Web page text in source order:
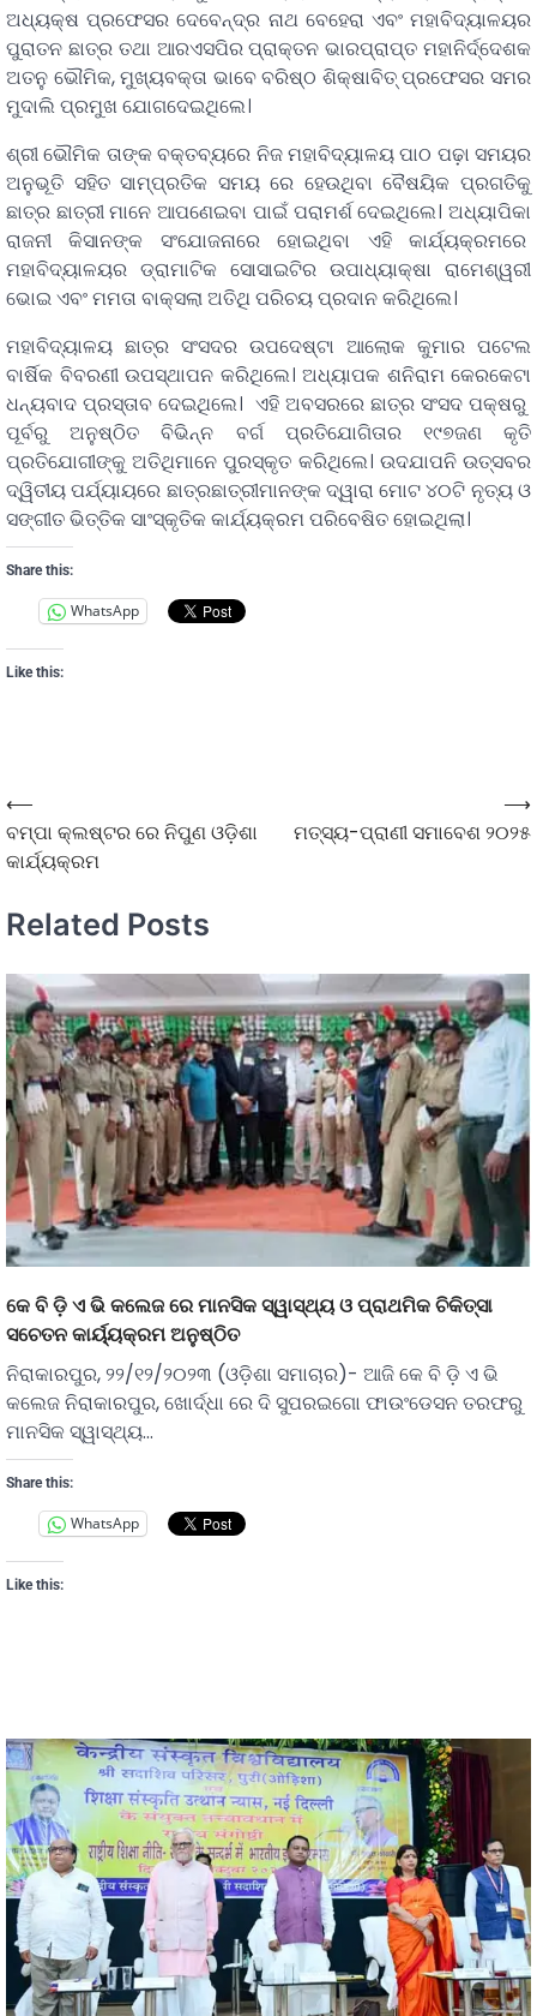
ଅଧ୍ୟକ୍ଷ ପ୍ରଫେସର ଦେବେନ୍ଦ୍ର ନାଥ ବେହେରା ଏବଂ ମହାବିଦ୍ୟାଳୟର
ପୁରାତନ ଛାତ୍ର ତଥା ଆରଏସପିର ପ୍ରାକ୍ତନ ଭାରପ୍ରାପ୍ତ ମହାନିର୍ଦ୍ଦେଶକ
ଅତନୁ ଭୌମିକ, ମୁଖ୍ୟବକ୍ତା ଭାବେ ବରିଷ୍ଠ ଶିକ୍ଷାବିତ୍‌ ପ୍ରଫେସର ସମର
ମୁଦାଲି ପ୍ରମୁଖ ଯୋଗଦେଇଥିଲେ।
ଶ୍ରୀ ଭୌମିକ ତାଙ୍କ ବକ୍ତବ୍ୟରେ ନିଜ ମହାବିଦ୍ୟାଳୟ ପାଠ ପଢ଼ା ସମୟର
ଅନୁଭୂତି ସହିତ ସାମ୍ପ୍ରତିକ ସମୟ ରେ ହେଉଥିବା ବୈଷୟିକ ପ୍ରଗତିକୁ
ଛାତ୍ର ଛାତ୍ରୀ ମାନେ ଆପଣେଇବା ପାଇଁ ପରାମର୍ଶ ଦେଇଥିଲେ। ଅଧ୍ୟାପିକା
ରାଜନୀ କିସାନଙ୍କ ସଂଯୋଜନାରେ ହୋଇଥିବା ଏହି କାର୍ଯ୍ୟକ୍ରମରେ
ମହାବିଦ୍ୟାଳୟର ଡ୍ରାମାଟିକ ସୋସାଇଟିର ଉପାଧ୍ୟାକ୍ଷା ରାମେଶ୍ୱରୀ
ଭୋଇ ଏବଂ ମମତା ବାକ୍ସଲା ଅତିଥି ପରିଚୟ ପ୍ରଦାନ କରିଥିଲେ।
ମହାବିଦ୍ୟାଳୟ ଛାତ୍ର ସଂସଦର ଉପଦେଷ୍ଟା ଆଲୋକ କୁମାର ପଟେଲ
ବାର୍ଷିକ ବିବରଣୀ ଉପସ୍ଥାପନ କରିଥିଲେ। ଅଧ୍ୟାପକ ଶନିରାମ କେରକେଟା
ଧନ୍ୟବାଦ ପ୍ରସ୍ତାବ ଦେଇଥିଲେ। ଏହି ଅବସରରେ ଛାତ୍ର ସଂସଦ ପକ୍ଷରୁ
ପୂର୍ବରୁ ଅନୁଷ୍ଠିତ ବିଭିନ୍ନ ବର୍ଗ ପ୍ରତିଯୋଗିତାର ୧୯୭ଜଣ କୃତି
ପ୍ରତିଯୋଗୀଙ୍କୁ ଅତିଥିମାନେ ପୁରସ୍କୃତ କରିଥିଲେ। ଉଦଯାପନି ଉତ୍ସବର
ଦ୍ୱିତୀୟ ପର୍ଯ୍ୟାୟରେ ଛାତ୍ରଛାତ୍ରୀମାନଙ୍କ ଦ୍ୱାରା ମୋଟ ୪୦ଟି ନୃତ୍ୟ ଓ
ସଙ୍ଗୀତ ଭିତ୍ତିକ ସାଂସ୍କୃତିକ କାର୍ଯ୍ୟକ୍ରମ ପରିବେଷିତ ହୋଇଥିଲା।
Share this:
WhatsApp
Like this:
⟵
ବମ୍ପା କ୍ଲଷ୍ଟର ରେ ନିପୁଣ ଓଡ଼ିଶା
କାର୍ଯ୍ୟକ୍ରମ
ମତ୍ସ୍ୟ-ପ୍ରାଣୀ ସମାବେଶ ୨୦୨୫
⟶
Related Posts
କେ ବି ଡ଼ି ଏ ଭି କଲେଜ ରେ ମାନସିକ ସ୍ୱାସ୍ଥ୍ୟ ଓ ପ୍ରାଥମିକ ଚିକିତ୍ସା
ସଚେତନ କାର୍ୟ୍ୟକ୍ରମ ଅନୁଷ୍ଠିତ
ନିରାକାରପୁର, ୨୨/୧୨/୨୦୨୩ (ଓଡ଼ିଶା ସମାଚାର)- ଆଜି କେ ବି ଡ଼ି ଏ ଭି
କଲେଜ ନିରାକାରପୁର, ଖୋର୍ଦ୍ଧା ରେ ଦି ସୁପରଇଗୋ ଫାଉଂଡେସନ ତରଫରୁ
ମାନସିକ ସ୍ୱାସ୍ଥ୍ୟ…
Share this:
WhatsApp
Like this: